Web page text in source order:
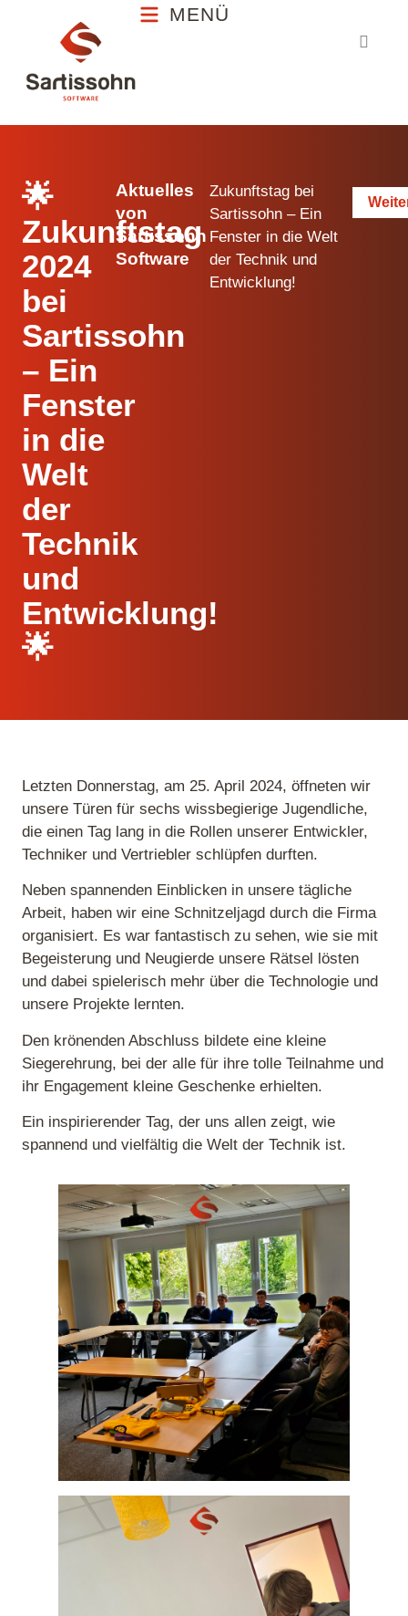
MENÜ MENÜ
🌟
Zukunftstag
2024
bei
Sartissohn
– Ein
Fenster
in die
Welt
der
Technik
und
Entwicklung!
🌟
Aktuelles
von
Sartissohn
Software
Zukunftstag bei
Sartissohn – Ein
Fenster in die Welt
der Technik und
Entwicklung!
Letzten Donnerstag, am 25. April 2024, öffneten wir
unsere Türen für sechs wissbegierige Jugendliche,
die einen Tag lang in die Rollen unserer Entwickler,
Techniker und Vertriebler schlüpfen durften.
Neben spannenden Einblicken in unsere tägliche
Arbeit, haben wir eine Schnitzeljagd durch die Firma
organisiert. Es war fantastisch zu sehen, wie sie mit
Begeisterung und Neugierde unsere Rätsel lösten
und dabei spielerisch mehr über die Technologie und
unsere Projekte lernten.
Den krönenden Abschluss bildete eine kleine
Siegerehrung, bei der alle für ihre tolle Teilnahme und
ihr Engagement kleine Geschenke erhielten.
Ein inspirierender Tag, der uns allen zeigt, wie
spannend und vielfältig die Welt der Technik ist.